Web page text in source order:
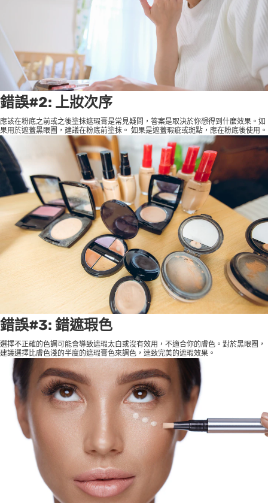
錯誤#2: 上妝次序
應該在粉底之前或之後塗抹遮瑕膏是常見疑問，答案是取決於你想得到什麼效果。如
果用於遮蓋黑眼圈，建議在粉底前塗抹。 如果是遮蓋瑕疵或斑點，應在粉底後使用。
錯誤#3: 錯遮瑕色
選擇不正確的色調可能會導致遮瑕太白或沒有效用，不適合你的膚色。對於黑眼圈，
建議選擇比膚色淺的半度的遮瑕膏色來調色，達致完美的遮瑕效果。